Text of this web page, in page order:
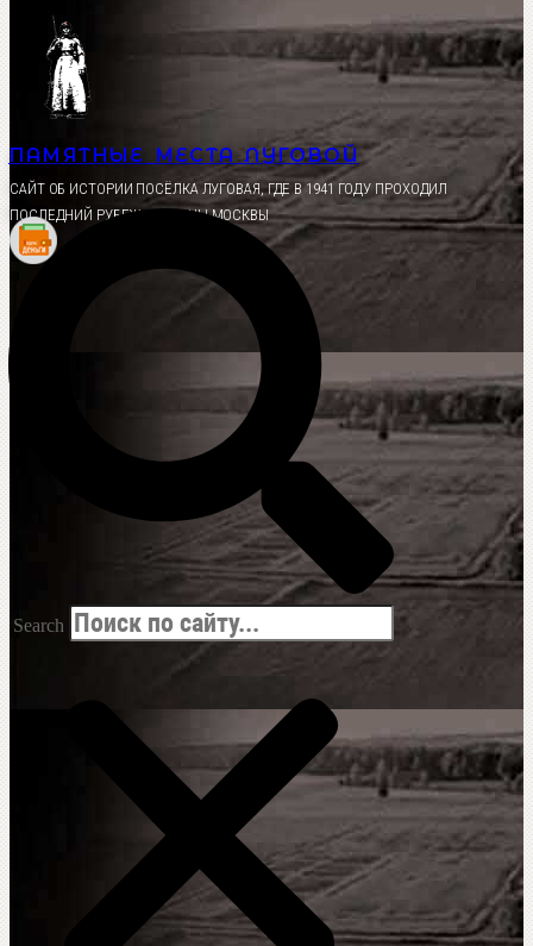
Перейти
содержимому
ПАМЯТНЫЕ МЕСТА ЛУГОВОЙ
CАЙТ ОБ ИСТОРИИ ПОСЁЛКА ЛУГОВАЯ, ГДЕ В 1941 ГОДУ ПРОХОДИЛ
ПОСЛЕДНИЙ РУБЕЖ ОБОРОНЫ МОСКВЫ
Search